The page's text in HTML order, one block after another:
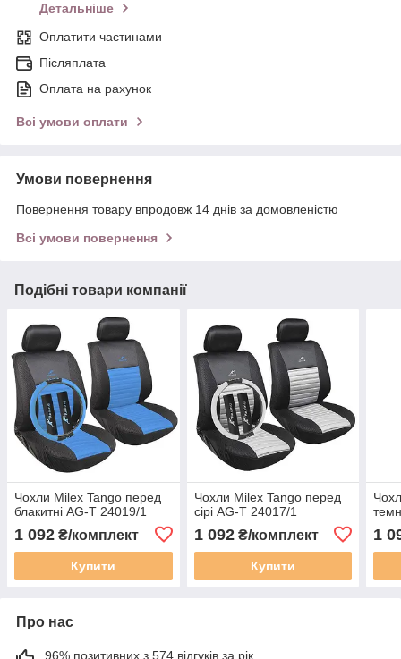
Детальніше
Оплатити частинами
Післяплата
Оплата на рахунок
Всі умови оплати
Умови повернення
Повернення товару впродовж 14 днів за домовленістю
Всі умови повернення
Подібні товари компанії
Чохли Milex Tango перед
блакитні AG-T 24019/1
1 092 ₴/комплект
Купити
Чохли Milex Tango перед
сірі AG-T 24017/1
1 092₴/комплект
Купити
1
Про нас
96% позитивних з 574 відгуків за рік